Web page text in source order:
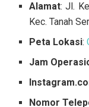
Alamat: Jl.
Kec. Tanah
Peta Lokasi:
Jam
Nomor